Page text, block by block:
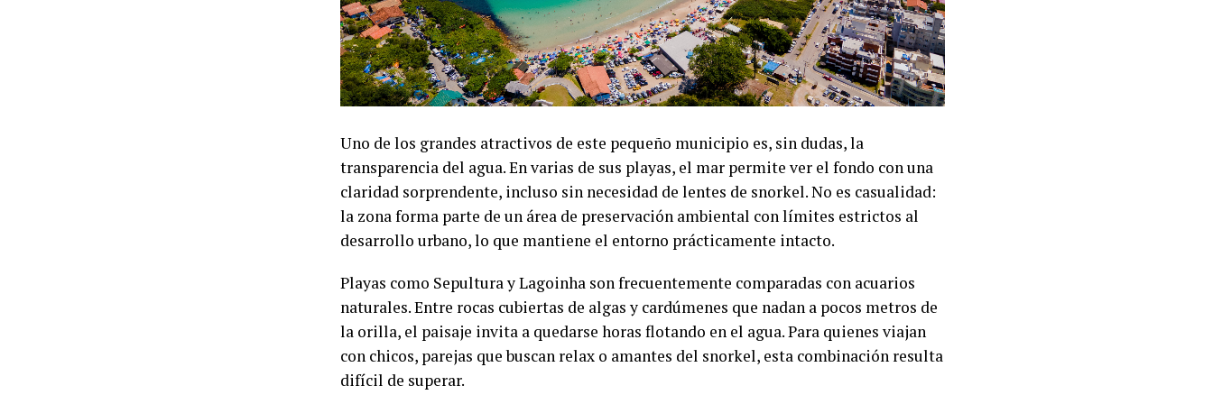
Uno de los grandes atractivos de este pequeño municipio es, sin dudas, la
transparencia del agua. En varias de sus playas, el mar permite ver el fondo con una
claridad sorprendente, incluso sin necesidad de lentes de snorkel. No es casualidad:
la zona forma parte de un área de preservación ambiental con límites estrictos al
desarrollo urbano, lo que mantiene el entorno prácticamente intacto.
Playas como Sepultura y Lagoinha son frecuentemente comparadas con acuarios
naturales. Entre rocas cubiertas de algas y cardúmenes que nadan a pocos metros de
la orilla, el paisaje invita a quedarse horas flotando en el agua. Para quienes viajan
con chicos, parejas que buscan relax o amantes del snorkel, esta combinación resulta
difícil de superar.